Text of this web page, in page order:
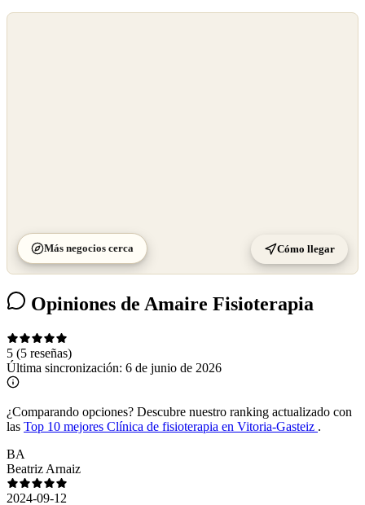
Más negocios cerca Cómo llegar
Opiniones de Amaire Fisioterapia
5 (5 reseñas)
Última sincronización: 6 de junio de 2026
¿Comparando opciones? Descubre nuestro ranking actualizado con
las Top 10 mejores Clínica de fisioterapia en Vitoria-Gasteiz .
BA
Beatriz Arnaiz
2024-09-12